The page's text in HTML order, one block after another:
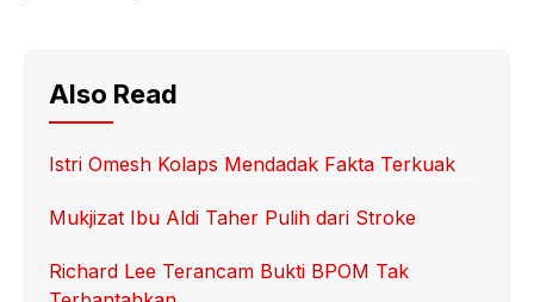
Also Read
Istri Omesh Kolaps Mendadak Fakta Terkuak
Mukjizat Ibu Aldi Taher Pulih dari Stroke
Richard Lee Terancam Bukti BPOM Tak